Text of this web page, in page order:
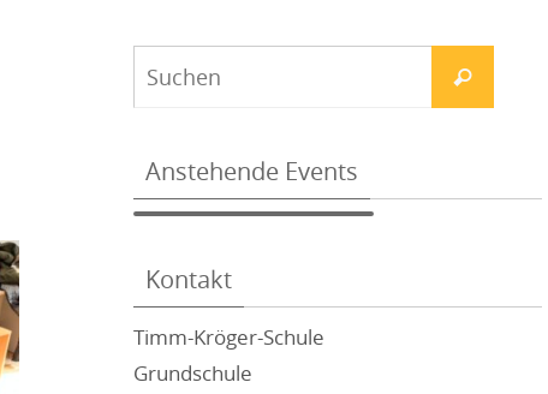
Anstehende Events
Kontakt
Timm-Kröger-Schule
Grundschule